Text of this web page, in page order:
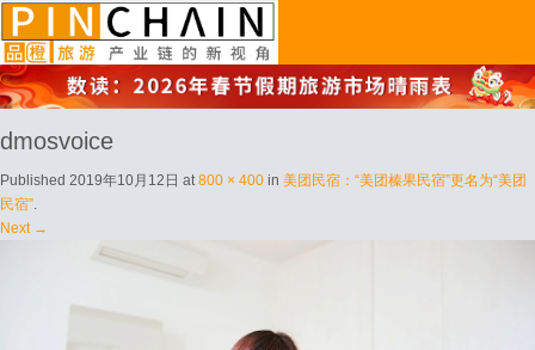
dmosvoice
Published 2019年10月12日 at800 × 400 in 美团民宿：“美团榛果民宿”更名为“美团
民宿”.
Next →